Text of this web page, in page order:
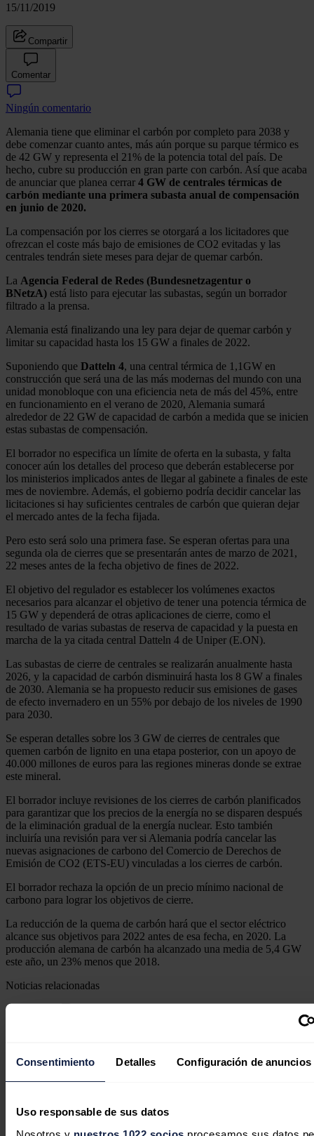
Consentimiento Detalles Configuración de anuncios
Uso responsable de sus datos
Nosotros y nuestros 1022 socios procesamos sus datos
15/11/2019
Compartir
Comentar
Ningún comentario
Alemania tiene que eliminar el carbón por completo para 2038 y
debe comenzar cuanto antes, más aún porque su parque térmico es
de 42 GW y representa el 21% de la potencia total del país. De
hecho, cubre su producción en gran parte con carbón. Así que acaba
de anunciar que planea cerrar 4 GW de centrales térmicas de
carbón mediante una primera subasta anual de compensación
en junio de 2020.
La compensación por los cierres se otorgará a los licitadores que
ofrezcan el coste más bajo de emisiones de CO2 evitadas y las
centrales tendrán siete meses para dejar de quemar carbón.
La Agencia Federal de Redes (Bundesnetzagentur o
BNetzA) está listo para ejecutar las subastas, según un borrador
filtrado a la prensa.
Alemania está finalizando una ley para dejar de quemar carbón y
limitar su capacidad hasta los 15 GW a finales de 2022.
Suponiendo que Datteln 4, una central térmica de 1,1GW en
construcción que será una de las más modernas del mundo con una
unidad monobloque con una eficiencia neta de más del 45%, entre
en funcionamiento en el verano de 2020, Alemania sumará
alrededor de 22 GW de capacidad de carbón a medida que se inicien
estas subastas de compensación.
El borrador no especifica un límite de oferta en la subasta, y falta
conocer aún los detalles del proceso que deberán establecerse por
los ministerios implicados antes de llegar al gabinete a finales de este
mes de noviembre. Además, el gobierno podría decidir cancelar las
licitaciones si hay suficientes centrales de carbón que quieran dejar
el mercado antes de la fecha fijada.
Pero esto será solo una primera fase. Se esperan ofertas para una
segunda ola de cierres que se presentarán antes de marzo de 2021,
22 meses antes de la fecha objetivo de fines de 2022.
El objetivo del regulador es establecer los volúmenes exactos
necesarios para alcanzar el objetivo de tener una potencia térmica de
15 GW y dependerá de otras aplicaciones de cierre, como el
resultado de varias subastas de reserva de capacidad y la puesta en
marcha de la ya citada central Datteln 4 de Uniper (E.ON).
Las subastas de cierre de centrales se realizarán anualmente hasta
2026, y la capacidad de carbón disminuirá hasta los 8 GW a finales
de 2030. Alemania se ha propuesto reducir sus emisiones de gases
de efecto invernadero en un 55% por debajo de los niveles de 1990
para 2030.
Se esperan detalles sobre los 3 GW de cierres de centrales que
quemen carbón de lignito en una etapa posterior, con un apoyo de
40.000 millones de euros para las regiones mineras donde se extrae
este mineral.
El borrador incluye revisiones de los cierres de carbón planificados
para garantizar que los precios de la energía no se disparen después
de la eliminación gradual de la energía nuclear. Esto también
incluiría una revisión para ver si Alemania podría cancelar las
nuevas asignaciones de carbono del Comercio de Derechos de
Emisión de CO2 (ETS-EU) vinculadas a los cierres de carbón.
El borrador rechaza la opción de un precio mínimo nacional de
carbono para lograr los objetivos de cierre.
La reducción de la quema de carbón hará que el sector eléctrico
alcance sus objetivos para 2022 antes de esa fecha, en 2020. La
producción alemana de carbón ha alcanzado una media de 5,4 GW
este año, un 23% menos que 2018.
Noticias relacionadas
papel clave en las grandes ciudades
José A. Roca07/08/2026